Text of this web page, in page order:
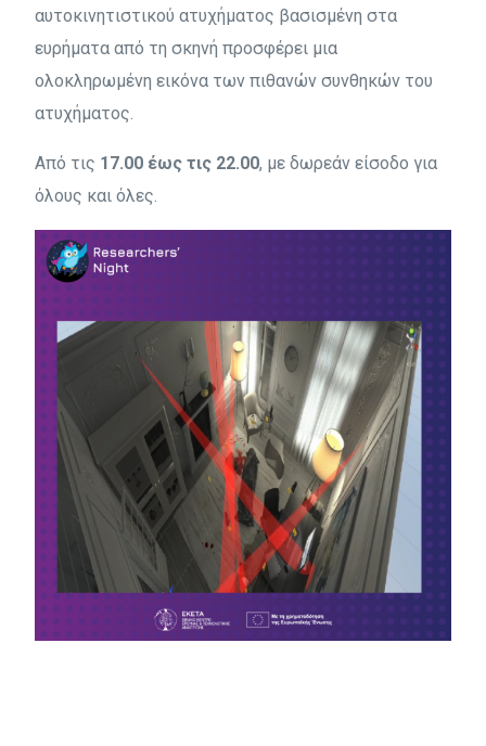
αυτοκινητιστικού ατυχήματος βασισμένη στα
ευρήματα από τη σκηνή προσφέρει μια
ολοκληρωμένη εικόνα των πιθανών συνθηκών του
ατυχήματος.
Από τις 17.00 έως τις 22.00, με δωρεάν είσοδο για
όλους και όλες.